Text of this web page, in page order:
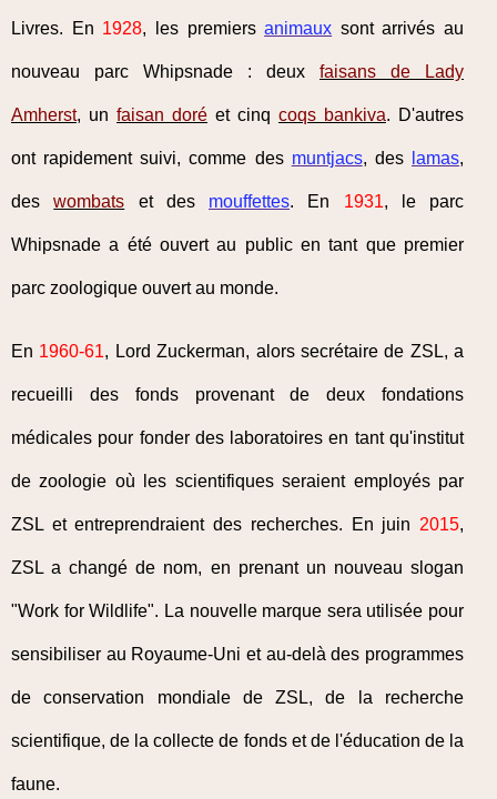
Livres. En 1928, les premiersanimaux sont arrivés au
nouveau parc Whipsnade : deux faisans de Lady
Amherst, un faisan doré et cinq coqs bankiva. D'autres
ont rapidement suivi, comme des muntjacs, des lamas,
deswombats et des mouffettes. En 1931, le parc
Whipsnade a été ouvert au public en tant que premier
parc zoologique ouvert au monde.
En 1960-61, Lord Zuckerman, alors secrétaire de ZSL, a
recueilli des fonds provenant de deux fondations
médicales pour fonder des laboratoires en tant qu'institut
de zoologie où les scientifiques seraient employés par
ZSL et entreprendraient des recherches. En juin 2015,
ZSL a changé de nom, en prenant un nouveau slogan
"Work for Wildlife". La nouvelle marque sera utilisée pour
sensibiliser au Royaume-Uni et au-delà des programmes
de conservation mondiale de ZSL, de la recherche
scientifique, de la collecte de fonds et de l'éducation de la
faune.